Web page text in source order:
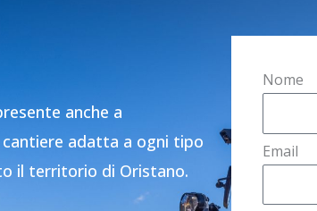
anche a
adatta a ogni tipo
il territorio di Oristano.
Nome
Email